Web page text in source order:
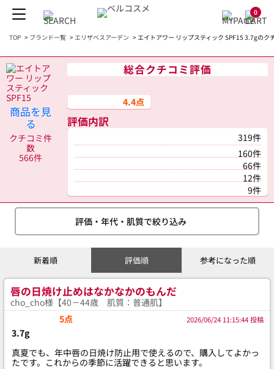
0
TOP > ブランド一覧 > エリザベスアーデン > エイトアワー リップスティック SPF15 3.7gのク
商品を見
る
クチコミ件
数
566件
総合クチコミ評価
4.4点
評価内訳
319件
160件
66件
12件
9件
評価・年代・肌質で絞り込み
新着順 評価順 参考になった順
唇の日焼け止めはなかなかのもんだ
cho_cho様【40－44歳 肌質：普通肌】
5点
2026/06/24 11:15:44 投稿
3.7g
真夏でも、年中唇の日焼け防止用で使えるので、購入してよかっ
たです。これからの季節に活躍できると思います。